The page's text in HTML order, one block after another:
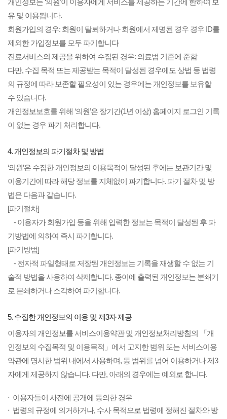
개인정보는 ‘의원’이 이용자에게 서비스를 제공하는 기간에 한하여 보
유 및 이용됩니다.
회원가입의 경우: 회원이 탈퇴하거나 회원에서 제명된 경우 경우 ID를
제외한 가입정보를 모두 파기합니다
진료서비스의 제공을 위하여 수집된 경우: 의료법 기준에 준함
다만, 수집 목적 또는 제공받는 목적이 달성된 경우에도 상법 등 법령
의 규정에 따라 보존할 필요성이 있는 경우에는 개인정보를 보유할
수 있습니다.
개인정보보호를 위해 ‘의원’은 장기간(1년 이상) 홈페이지 로그인 기록
이 없는 경우 파기 처리합니다.
4. 개인정보의 파기절차 및 방법
‘의원’은 수집한 개인정보의 이용목적이 달성된 후에는 보관기간 및
이용기간에 따라 해당 정보를 지체없이 파기합니다. 파기 절차 및 방
법은 다음과 같습니다.
[파기절차]
- 이용자가 회원가입 등을 위해 입력한 정보는 목적이 달성된 후 파
기방법에 의하여 즉시 파기합니다.
[파기방법]
- 전자적 파일형태로 저장된 개인정보는 기록을 재생할 수 없는 기
술적 방법을 사용하여 삭제합니다. 종이에 출력된 개인정보는 분쇄기
로 분쇄하거나 소각하여 파기합니다.
5. 수집한 개인정보의 이용 및 제3자 제공
이용자의 개인정보를 서비스이용약관 및 개인정보처리방침의 「개
인정보의 수집목적 및 이용목적」에서 고지한 범위 또는 서비스이용
약관에 명시한 범위 내에서 사용하며, 동 범위를 넘어 이용하거나 제3
자에게 제공하지 않습니다. 다만, 아래의 경우에는 예외로 합니다.
이용자들이 사전에 공개에 동의한 경우
법령의 규정에 의거하거나, 수사 목적으로 법령에 정해진 절차와 방